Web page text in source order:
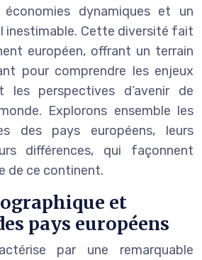
dynamiques et un
inestimable. Cette diversité fait
européen, offrant un terrain
pour comprendre les enjeux
les perspectives d’avenir de
Explorons ensemble les
des pays européens, leurs
différences, qui façonnent
de ce continent.
et
pays européens
par une remarquable